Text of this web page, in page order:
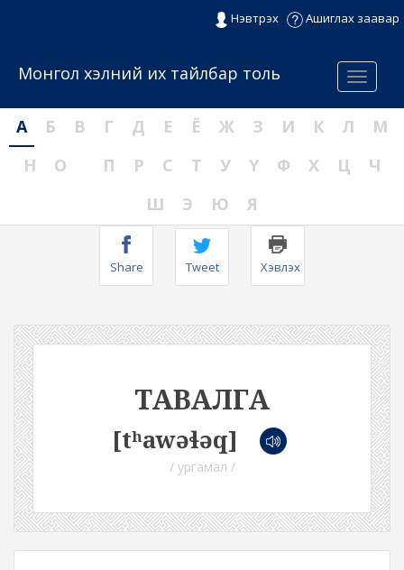
Нэвтрэх Ашиглах заавар
Menu
Монгол хэлний их тайлбар толь
А Б В Г Д Е Ё Ж З И К Л
М
Н
О П Р С Т У Ү Ф Х Ц
Ч
Ш
Э Ю Я
Share Tweet Хэвлэх
ТАВАЛГА
[tʰawəɬəq]
/ ургамал /